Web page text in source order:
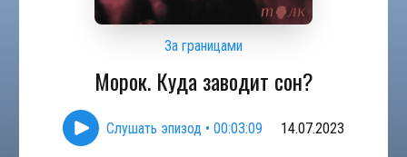
За границами
Морок. Куда заводит сон?
Слушать эпизод • 00:03:09 14.07.2023